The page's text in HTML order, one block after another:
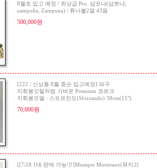
8월초 입고 예정 / 최상급 Pro. 샴포냐(삼뽀냐;
zampoña, Zampona) / 튜너블2열 43음
500,000원
[222 / 신상품 8월 중순 입고예정] 파구
지휘봉깃털처럼 가벼운 Premium 코르크
지휘봉모델 : 스포르잔도(Sforzando) 38cm(15")
70,000원
[[7/28 1대 판매 가능!]!]Musique Morneaux(뮤지끄